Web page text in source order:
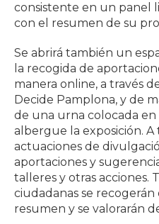
consistente en un panel
con el resumen de su
Se abrirá también un
la recogida de
manera online, a través
Decide Pamplona, y de
de una urna colocada en
albergue la exposición.
actuaciones de
aportaciones y
talleres y otras acciones.
ciudadanas se
resumen y se valorarán